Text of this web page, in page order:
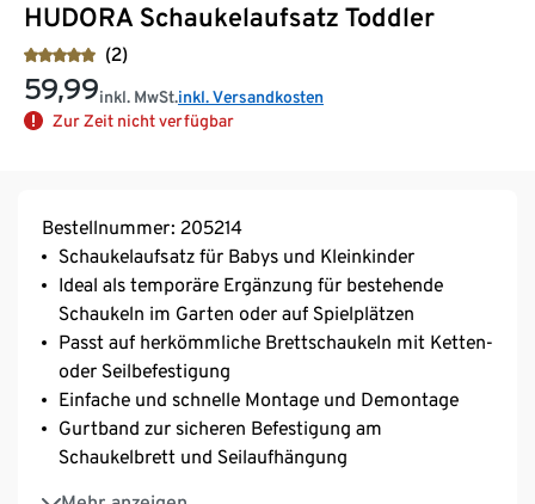
HUDORA Schaukelaufsatz Toddler
(2)
59,99inkl. MwSt.inkl. Versandkosten
Zur Zeit nicht verfügbar
Bestellnummer: 205214
Schaukelaufsatz für Babys und Kleinkinder
Ideal als temporäre Ergänzung für bestehende
Schaukeln im Garten oder auf Spielplätzen
Passt auf herkömmliche Brettschaukeln mit Ketten-
oder Seilbefestigung
Einfache und schnelle Montage und Demontage
Gurtband zur sicheren Befestigung am
Schaukelbrett und Seilaufhängung
Mit verstellbarem Anschnallgurt